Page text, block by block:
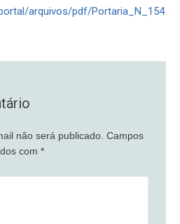
arquivos/pdf/Portaria_N_154
não será publicado. Campos
com *